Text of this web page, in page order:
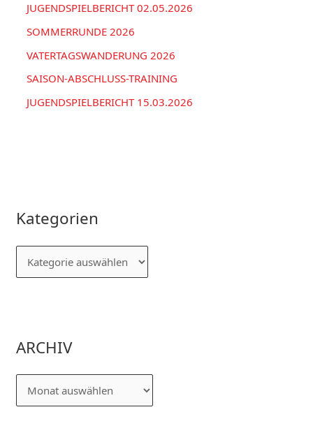
JUGENDSPIELBERICHT 02.05.2026
SOMMERRUNDE 2026
VATERTAGSWANDERUNG 2026
SAISON-ABSCHLUSS-TRAINING
JUGENDSPIELBERICHT 15.03.2026
Kategorien
ARCHIV